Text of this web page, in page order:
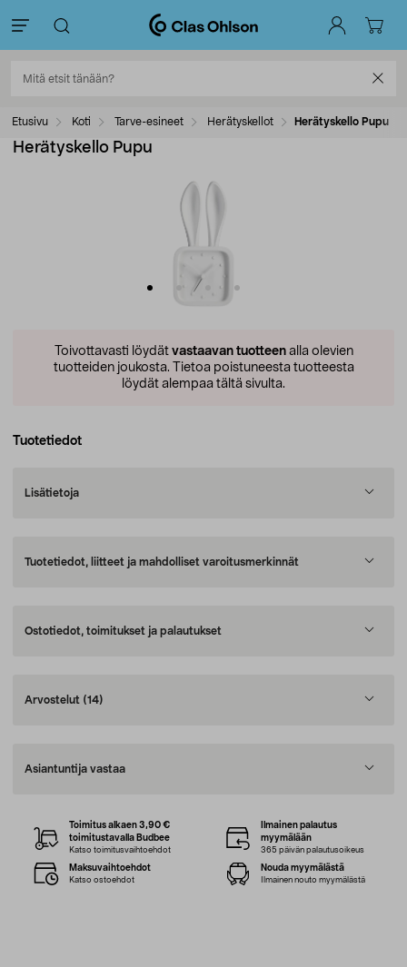
Etusivu Koti Tarve-esineet Herätyskellot Herätyskello Pupu
Herätyskello Pupu
Toivottavasti löydät vastaavan tuotteenalla olevien
tuotteiden joukosta. Tietoa poistuneesta tuotteesta
löydät alempaa tältä sivulta.
Tuotetiedot
Lisätietoja
Tuotetiedot, liitteet ja mahdolliset varoitusmerkinnät
Ostotiedot, toimitukset ja palautukset
Arvostelut (14)
Asiantuntija vastaa
Toimitus alkaen 3,90 €
toimitustavalla Budbee
Katso toimitusvaihtoehdot
Ilmainen palautus
myymälään
365 päivän palautusoikeus
Maksuvaihtoehdot
Katso ostoehdot
Nouda myymälästä
Ilmainen nouto myymälästä